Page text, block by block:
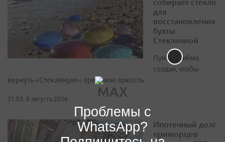
для
восстановления
бухты
Стеклянной
Пункт приёма
создан, чтобы
вернуть «Стеклянухе» прежнюю яркость
21:03, 8 августа 2026
Ипотечный долг
приморцев
Проблемы с
WhatsApp?